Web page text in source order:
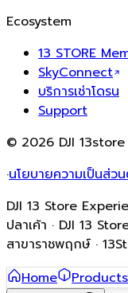
Ecosystem
13 STORE
SkyConnect
บริการเช่าโดรน
Support
© 2026 DJI
·นโยบายความเป็นส่ว
DJI 13 Store
ปลาเค้า · DJI 13
สาขาราชพฤกษ์ ·
Home
Products